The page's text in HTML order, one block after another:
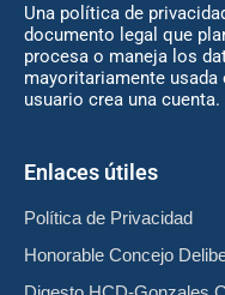
Una política de
documento legal que
procesa o maneja los
mayoritariamente usada
usuario crea una cuenta.
Enlaces útiles
Política de Privacidad
Honorable Concejo